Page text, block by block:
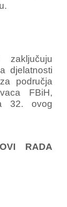
zaključuju
djelatnosti
područja
FBiH,
32. ovog
RADA